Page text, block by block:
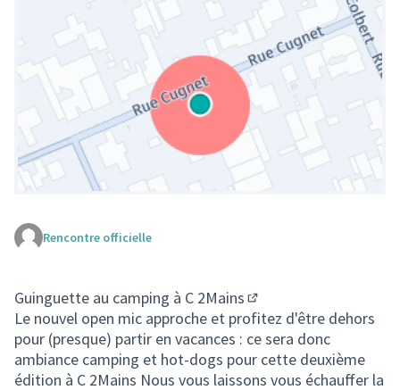
(Lien externe)
Rencontre officielle
Guinguette au camping à C 2Mains
(Lien externe)
Le nouvel open mic approche et profitez d'être dehors
pour (presque) partir en vacances : ce sera donc
ambiance camping et hot-dogs pour cette deuxième
édition à C 2Mains Nous vous laissons vous échauffer la